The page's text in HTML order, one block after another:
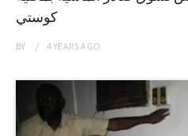
كوستي
BY 4 YEARSAGO